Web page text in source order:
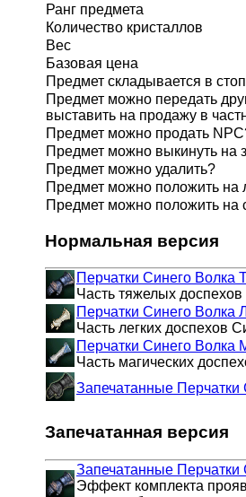
Ранг предмета
Количество кристаллов
Вес
Базовая цена
Предмет складывается в
Предмет можно передать
выставить на продажу в
Предмет можно продать
Предмет можно выкинуть на
Предмет можно удалить?
Предмет можно положить на
Предмет можно положить на
Нормальная версия
Перчатки Синего Волка
Часть тяжелых
Перчатки Синего Волка
Часть легких доспехов
Перчатки Синего Волка
Часть магических
Запечатанные Перчатки
Запечатанная версия
Запечатанные Перчатки
Эффект комплекта